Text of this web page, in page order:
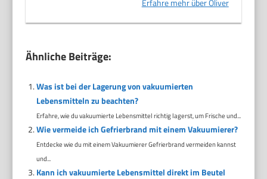
Ähnliche Beiträge:
Was ist bei der Lagerung von vakuumierten
Lebensmitteln zu beachten?
Erfahre, wie du vakuumierte Lebensmittel richtig lagerst, um Frische und...
Wie vermeide ich Gefrierbrand mit einem Vakuumierer?
Entdecke wie du mit einem Vakuumierer Gefrierbrand vermeiden kannst
und...
Kann ich vakuumierte Lebensmittel direkt im Beutel